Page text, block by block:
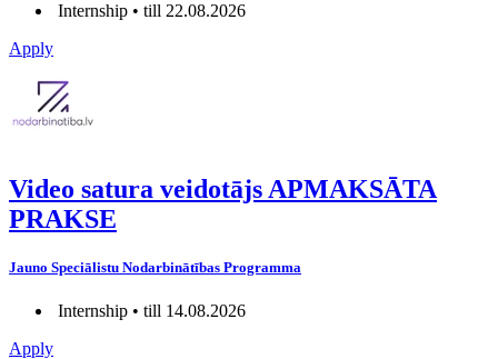
Internship • till 22.08.2026
Apply
Video satura veidotājs APMAKSĀTA
PRAKSE
Jauno Speciālistu Nodarbinātības Programma
Internship • till 14.08.2026
Apply